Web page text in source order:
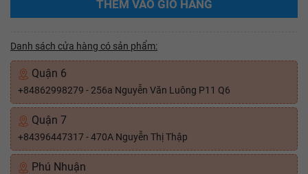
THÊM VÀO GIỎ HÀNG
Danh sách cửa hàng có sản phẩm:
Quận 6
+84862998279 - 256a Nguyễn Văn Luông P11 Q6
Quận 7
+84396447317 - 470A Nguyễn Thị Thập
Phú Nhuận